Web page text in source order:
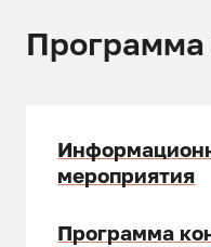
мероприятия
Программа